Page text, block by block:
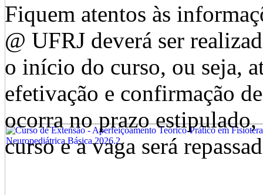
Fiquem atentos às
@ UFRJ deverá ser
o início do curso, ou seja,
efetivação e confirmação
ocorra no prazo
curso e a vaga será